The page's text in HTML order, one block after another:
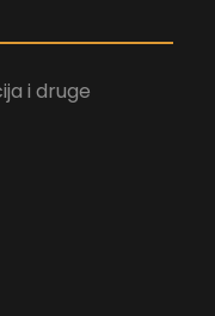
i druge